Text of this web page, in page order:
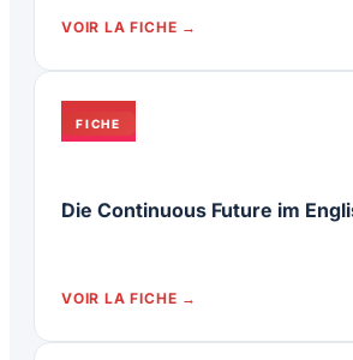
VOIR LA FICHE
FICHE
Die Continuous Future im
VOIR LA FICHE